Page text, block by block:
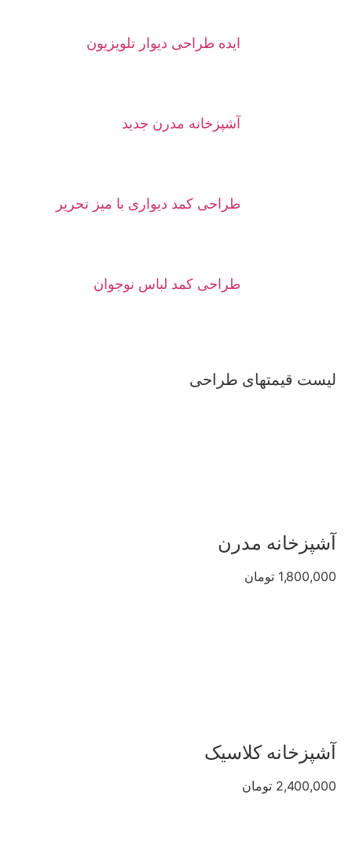
ایده طراحی دیوار تلویزیون
آشپزخانه مدرن جدید
طراحی کمد دیواری با میز تحریر
طراحی کمد لباس نوجوان
لیست قیمتهای طراحی
آشپزخانه مدرن
1,800,000 تومان
آشپزخانه کلاسیک
2,400,000 تومان